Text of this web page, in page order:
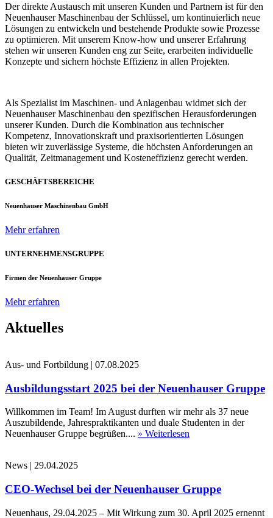
Der direkte Austausch mit unseren Kunden und Partnern ist für den
Neuenhauser Maschinenbau der Schlüssel, um kontinuierlich neue
Lösungen zu entwickeln und bestehende Produkte sowie Prozesse
zu optimieren. Mit unserem Know-how und unserer Erfahrung
stehen wir unseren Kunden eng zur Seite, erarbeiten individuelle
Konzepte und sichern höchste Effizienz in allen Projekten.
Als Spezialist im Maschinen- und Anlagenbau widmet sich der
Neuenhauser Maschinenbau den spezifischen Herausforderungen
unserer Kunden. Durch die Kombination aus technischer
Kompetenz, Innovationskraft und praxisorientierten Lösungen
bieten wir zuverlässige Systeme, die höchsten Anforderungen an
Qualität, Zeitmanagement und Kosteneffizienz gerecht werden.
GESCHÄFTSBEREICHE
Neuenhauser Maschinenbau GmbH
Mehr erfahren
UNTERNEHMENSGRUPPE
Firmen der Neuenhauser Gruppe
Mehr erfahren
Aktuelles
Aus- und Fortbildung | 07.08.2025
Ausbildungsstart 2025 bei der Neuenhauser Gruppe
Willkommen im Team! Im August durften wir mehr als 37 neue
Auszubildende, Jahrespraktikanten und duale Studenten in der
Neuenhauser Gruppe begrüßen.... » Weiterlesen
News | 29.04.2025
CEO-Wechsel bei der Neuenhauser Gruppe
Neuenhaus, 29.04.2025 – Mit Wirkung zum 30. April 2025 ernennt